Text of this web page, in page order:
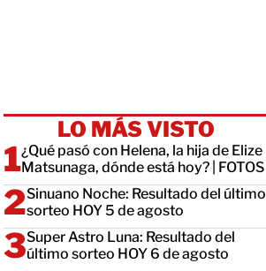
LO MÁS VISTO
¿Qué pasó con Helena, la hija de Elize
Matsunaga, dónde está hoy? | FOTOS
Sinuano Noche: Resultado del último
sorteo HOY 5 de agosto
Super Astro Luna: Resultado del
último sorteo HOY 6 de agosto